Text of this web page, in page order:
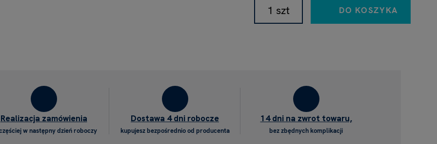
DO KOSZYKA
Realizacja zamówienia
w następny dzień roboczy
Dostawa 4 dni robocze
kupujesz bezpośrednio od producenta
14 dni na zwrot towaru,
bez zbędnych komplikacji